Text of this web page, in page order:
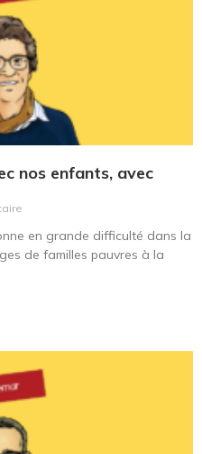
nos enfants, avec
en grande difficulté dans la
de familles pauvres à la